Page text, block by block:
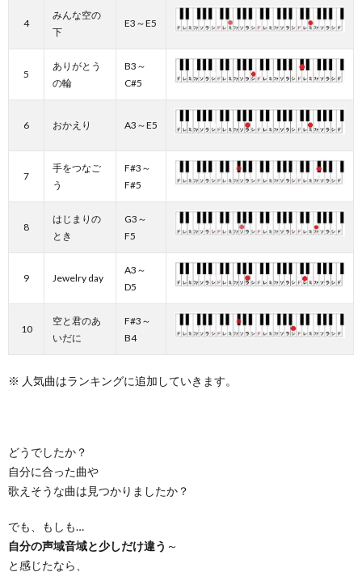
4
みんな空の
下
E3～E5
5
ありがとう
の輪
B3～
C#5
6 おかえり A3～E5
7
手をつなご
う
F#3～
F#5
8
はじまりの
とき
G3～
F5
9 Jewelry day
A3～
D5
10
空と君のあ
いだに
F#3～
B4
※ 人気曲はランキングに追加していきます。
どうでしたか？
自分に合った曲や
歌えそうな曲は見つかりましたか？
でも、もしも…
自分の声域音域と少しだけ違う ～
と感じたなら、